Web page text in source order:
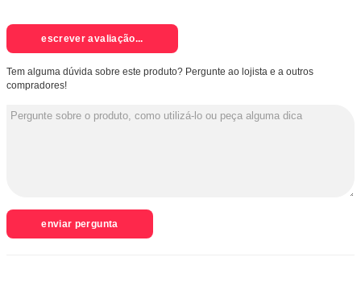
escrever avaliação...
Tem alguma dúvida sobre este produto? Pergunte ao lojista e a outros
compradores!
enviar pergunta